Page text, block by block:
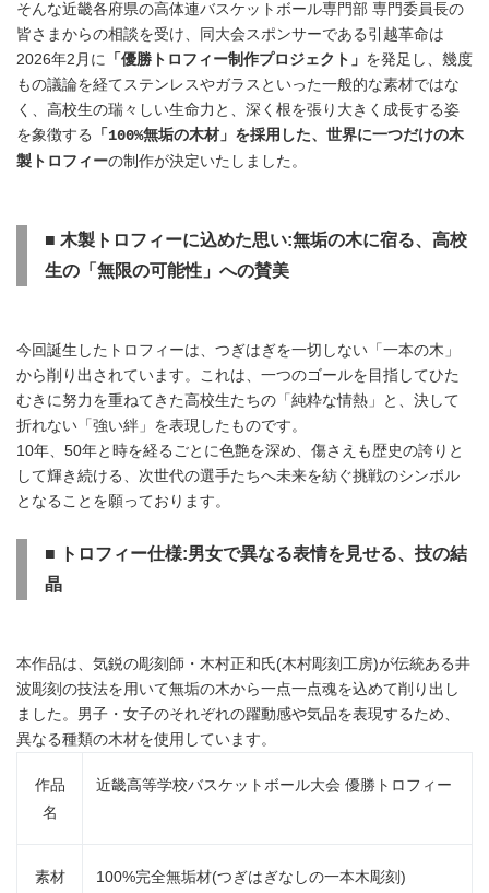
そんな近畿各府県の高体連バスケットボール専門部 専門委員長の
皆さまからの相談を受け、同大会スポンサーである引越革命は
2026年2月に 「優勝トロフィー制作プロジェクト」 を発足し、幾度
もの議論を経てステンレスやガラスといった一般的な素材ではな
く、高校生の瑞々しい生命力と、深く根を張り大きく成長する姿
を象徴する
「100%無垢の木材」を採用した、世界に一つだけの木
製トロフィーの制作が決定いたしました。
■ 木製トロフィーに込めた思い:無垢の木に宿る、高校
生の「無限の可能性」への賛美
今回誕生したトロフィーは、つぎはぎを一切しない「一本の木」
から削り出されています。これは、一つのゴールを目指してひた
むきに努力を重ねてきた高校生たちの「純粋な情熱」と、決して
折れない「強い絆」を表現したものです。
10年、50年と時を経るごとに色艶を深め、傷さえも歴史の誇りと
して輝き続ける、次世代の選手たちへ未来を紡ぐ挑戦のシンボル
となることを願っております。
■ トロフィー仕様:男女で異なる表情を見せる、技の結
晶
本作品は、気鋭の彫刻師・木村正和氏(木村彫刻工房)が伝統ある井
波彫刻の技法を用いて無垢の木から一点一点魂を込めて削り出し
ました。男子・女子のそれぞれの躍動感や気品を表現するため、
異なる種類の木材を使用しています。
作品
名
近畿高等学校バスケットボール大会 優勝トロフィー
素材
100%完全無垢材(つぎはぎなしの一本木彫刻)